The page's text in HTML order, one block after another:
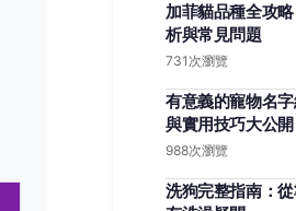
加菲貓品種全攻
析與常見問題
731次瀏覽
有意義的寵物名
與實用技巧大公開
988次瀏覽
洗狗完整指南：